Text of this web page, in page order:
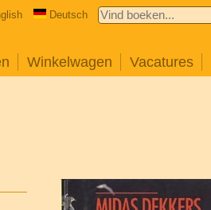
Deutsch
Winkelwagen Vacatures